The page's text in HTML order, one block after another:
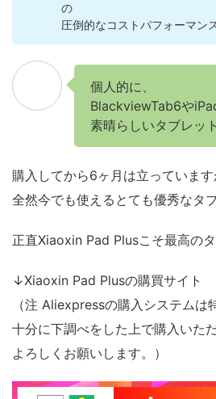
の
圧倒的なコストパフォーマン
個人的に、
BlackviewTab6や
素晴らしいタブレッ
購入してから6ヶ月は立っています
全然今でも使えるとても優秀なタ
正直Xiaoxin Pad Plusこそ最高のタ
↓Xiaoxin Pad Plusの購買サイト
（注 Aliexpressの購入システムは
十分に下調べをした上で購入いた
よろしくお願いします。）